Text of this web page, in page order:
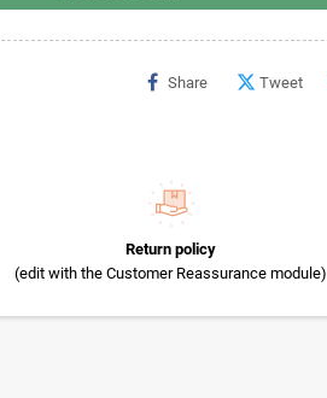
Share Tweet
Return policy
(edit with the Customer Reassurance module)